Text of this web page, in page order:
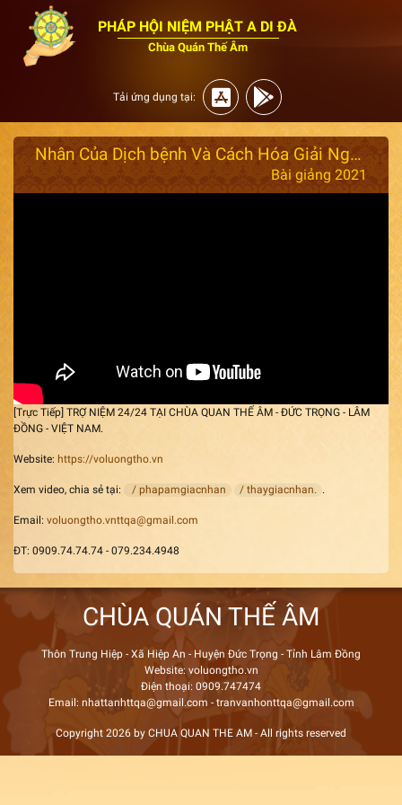
PHÁP HỘI NIỆM PHẬT A DI ĐÀ
Chùa Quán Thế Âm
Tải ứng dụng tại:
Nhân Của Dịch bệnh Và Cách Hóa Giải Ngày 15/08/2021 (rất hay)
Bài giảng 2021
[Trực Tiếp] TRỢ NIỆM 24/24 TẠI CHÙA QUAN THẾ ÂM - ĐỨC TRỌNG - LÂM
ĐỒNG - VIỆT NAM.
Website: https://voluongtho.vn
Xem video, chia sẻ tại: / phapamgiacnhan / thaygiacnhan. .
Email: voluongtho.vnttqa@gmail.com
ĐT: 0909.74.74.74 - 079.234.4948
CHÙA QUÁN THẾ ÂM
Thôn Trung Hiệp - Xã Hiệp An - Huyện Đức Trọng - Tỉnh Lâm Đồng
Website: voluongtho.vn
Điện thoại: 0909.747474
Email: nhattanhttqa@gmail.com - tranvanhonttqa@gmail.com
Copyright 2026 by CHUA QUAN THE AM - All rights reserved